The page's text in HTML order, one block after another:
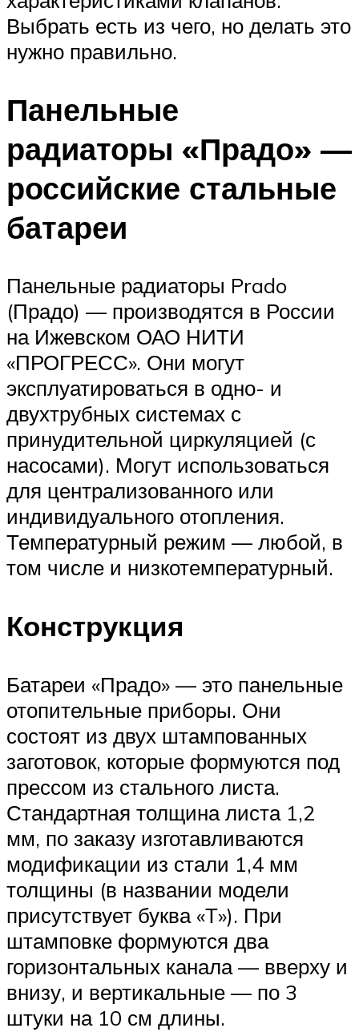
Выбрать есть из чего, но делать это
нужно правильно.
Панельные
радиаторы «Прадо» —
российские стальные
батареи
Панельные радиаторы Prado
(Прадо) — производятся в России
на Ижевском ОАО НИТИ
«ПРОГРЕСС». Они могут
эксплуатироваться в одно- и
двухтрубных системах с
принудительной циркуляцией (с
насосами). Могут использоваться
для централизованного или
индивидуального отопления.
Температурный режим — любой, в
том числе и низкотемпературный.
Конструкция
Батареи «Прадо» — это панельные
отопительные приборы. Они
состоят из двух штампованных
заготовок, которые формуются под
прессом из стального листа.
Стандартная толщина листа 1,2
мм, по заказу изготавливаются
модификации из стали 1,4 мм
толщины (в названии модели
присутствует буква «Т»). При
штамповке формуются два
горизонтальных канала — вверху и
внизу, и вертикальные — по 3
штуки на 10 см длины.